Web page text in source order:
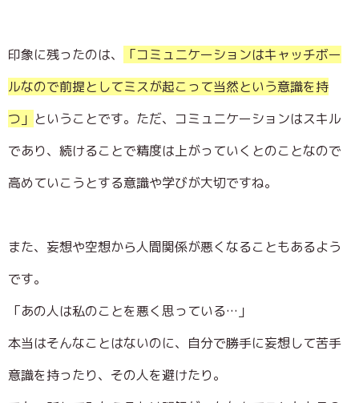
印象に残ったのは、
「コミュニケーションはキャッチボー
ルなので前提としてミスが起こって当然という意識を持
つ」 ということです。ただ、コミュニケーションはスキル
であり、続けることで精度は上がっていくとのことなので
高めていこうとする意識や学びが大切ですね。
また、妄想や空想から人間関係が悪くなることもあるよう
です。
「あの人は私のことを悪く思っている…」
本当はそんなことはないのに、自分で勝手に妄想して苦手
意識を持ったり、その人を避けたり。